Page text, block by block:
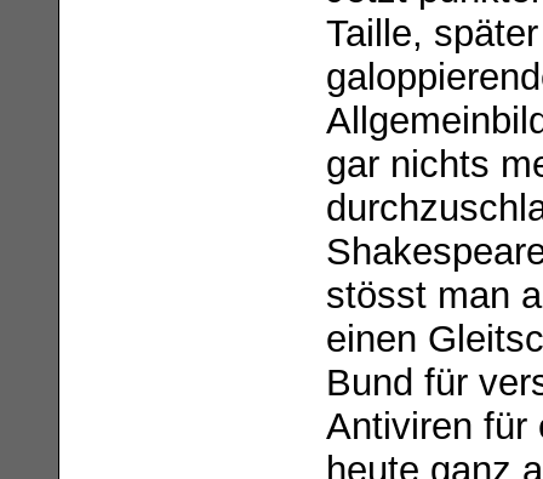
Taille,
gar nichts
stösst man
einen
Bund für
Antiviren für
heute ganz